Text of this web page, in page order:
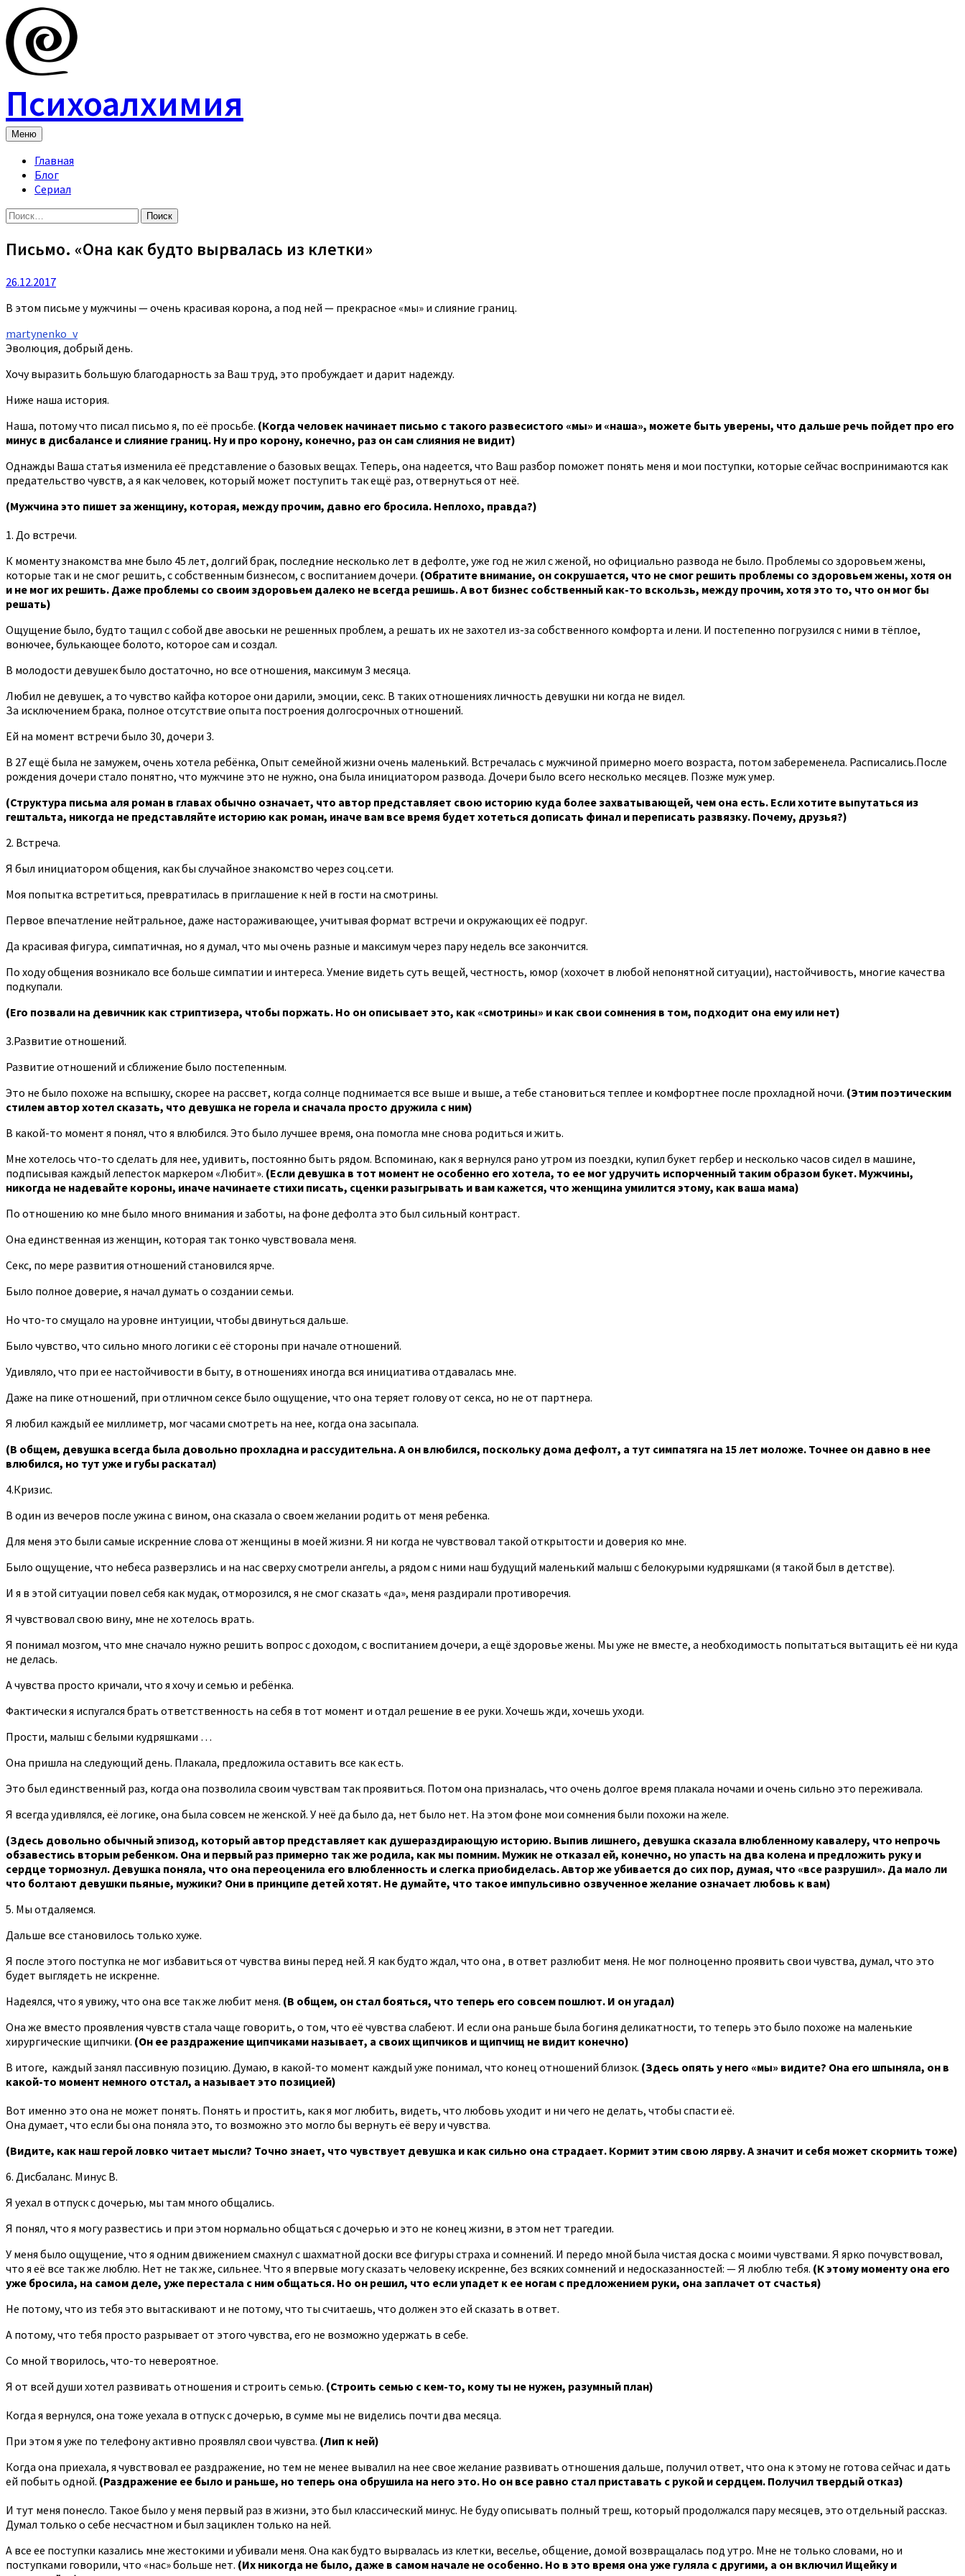
Skip
to
content
Психоалхимия
Меню
Главная
Блог
Сериал
Найти:
Письмо. «Она как будто вырвалась из клетки»
26.12.2017
В этом письме у мужчины — очень красивая корона, а под ней — прекрасное «мы» и слияние границ.
martynenko_v
Эволюция, добрый день.
Хочу выразить большую благодарность за Ваш труд, это пробуждает и дарит надежду.
Ниже наша история.
Наша, потому что писал письмо я, по её просьбе. (Когда человек начинает письмо с такого развесистого «мы» и «наша», можете быть уверены, что дальше речь пойдет про его
минус в дисбалансе и слияние границ. Ну и про корону, конечно, раз он сам слияния не видит)
Однажды Ваша статья изменила её представление‎ о базовых вещах. Теперь, она надеется, что Ваш разбор поможет понять меня и мои поступки, которые сейчас воспринимаются как
предательство чувств, а я как человек, который может поступить так ещё раз, отвернуться от неё.
(Мужчина это пишет за женщину, которая, между прочим, давно его бросила. Неплохо, правда?)
1. До встречи.
К моменту знакомства мне было 45 лет, долгий брак, последние несколько лет в дефолте, уже год не жил с женой, но официально развода не было. Проблемы со здоровьем жены,
которые так и не смог решить, с собственным бизнесом, с воспитанием дочери. (Обратите внимание, он сокрушается, что не смог решить проблемы со здоровьем жены, хотя он
и не мог их решить. Даже проблемы со своим здоровьем далеко не всегда решишь. А вот бизнес собственный как-то вскользь, между прочим, хотя это то, что он мог бы
решать)
Ощущение было, будто тащил с собой две авоськи не решенных проблем, а решать их не захотел из-за собственного комфорта и лени. И постепенно погрузился с ними в тёплое,
вонючее, булькающее болото, которое сам и создал.
В молодости девушек было достаточно, но все отношения, максимум 3 месяца.
Любил не девушек, а то чувство кайфа которое они дарили, эмоции, секс. В таких отношениях личность девушки ни когда не видел.
За исключением брака, полное отсутствие опыта построения долгосрочных отношений.
Ей на момент встречи было 30, дочери 3.
В 27 ещё была не замужем, очень хотела ребёнка, Опыт семейной жизни очень маленький. Встречалась с мужчиной примерно моего возраста, потом забеременела. Расписались.‎После
рождения дочери ‎стало понятно, что мужчине это не нужно, она была инициатором развода. Дочери было всего несколько месяцев. Позже муж умер.
(Структура письма аля роман в главах обычно означает, что автор представляет свою историю куда более захватывающей, чем она есть. Если хотите выпутаться из
гештальта, никогда не представляйте историю как роман, иначе вам все время будет хотеться дописать финал и переписать развязку. Почему, друзья?)
2. Встреча.
Я был инициатором общения, как бы случайное знакомство через соц.сети.
Моя попытка встретиться, превратилась в приглашение к ней в гости на смотрины.
Первое впечатление нейтральное, даже настораживающее, учитывая формат встречи и окружающих её подруг.
Да красивая фигура, симпатичная, но я думал, что мы очень разные и максимум через пару недель все закончится.
По ходу общения возникало все больше симпатии и интереса. Умение видеть суть вещей, честность, юмор (хохочет в любой непонятной ситуации), настойчивость, многие качества
подкупали.
(Его позвали на девичник как стриптизера, чтобы поржать. Но он описывает это, как «смотрины» и как свои сомнения в том, подходит она ему или нет)
3.Развитие отношений.
Развитие отношений и сближение было постепенным.
Это не было похоже на вспышку, скорее на рассвет, когда солнце поднимается все выше и выше, а тебе становиться теплее и комфортнее после прохладной ночи. (Этим поэтическим
стилем автор хотел сказать, что девушка не горела и сначала просто дружила с ним)
В какой-то момент я понял, что я влюбился. Это было лучшее время, она помогла мне снова родиться и жить.
Мне хотелось что-то сделать для нее, удивить, постоянно быть рядом. Вспоминаю, как я вернулся рано утром из поездки, купил букет гербер и несколько часов сидел в машине,
подписывая каждый лепесток маркером «Любит». (Если девушка в тот момент не особенно его хотела, то ее мог удручить испорченный таким образом букет. Мужчины,
никогда не надевайте короны, иначе начинаете стихи писать, сценки разыгрывать и вам кажется, что женщина умилится этому, как ваша мама)
По отношению ко мне было много внимания и заботы, на фоне дефолта это был сильный контраст.
Она единственная из женщин, которая так тонко чувствовала меня.
Секс, по мере развития отношений становился ярче.
Было полное доверие, я начал думать о создании семьи.
Но что-то смущало на уровне интуиции, чтобы двинуться дальше.
Было чувство, что сильно много логики с её стороны при начале отношений.
Удивляло, что при ее настойчивости в быту, в отношениях иногда вся инициатива отдавалась мне.
Даже на пике отношений, при отличном сексе было ощущение, что она теряет голову от секса, но не от партнера.
Я любил каждый ее миллиметр, мог часами смотреть на нее, когда она засыпала.
(В общем, девушка всегда была довольно прохладна и рассудительна. А он влюбился, поскольку дома дефолт, а тут симпатяга на 15 лет моложе. Точнее он давно в нее
влюбился, но тут уже и губы раскатал)
4.Кризис.
В один из вечеров после ужина с вином, она сказала о своем желании родить от меня ребенка.
Для меня это были самые искренние слова от женщины в моей жизни. Я ни когда не чувствовал такой открытости и доверия ко мне.
Было ощущение, что небеса разверзлись и на нас сверху смотрели ангелы, а рядом с ними наш будущий маленький малыш с белокурыми кудряшками (я такой был в детстве).
И я в этой ситуации повел себя как мудак, отморозился, я не смог сказать «да», меня раздирали противоречия.
Я чувствовал свою вину, мне не хотелось врать.
Я понимал мозгом, что мне сначало нужно решить вопрос с доходом, с воспитанием дочери, а ещё здоровье жены. Мы уже не вместе, а необходимость попытаться вытащить её ни куда
не делась.
А чувства просто кричали, что я хочу и семью и ребёнка.
Фактически я испугался брать ответственность на себя в тот момент и отдал решение в ее руки. Хочешь жди, хочешь уходи.
Прости, малыш с белыми кудряшками …
Она пришла на следующий день. Плакала, предложила оставить все как есть.
Это был единственный раз, когда она позволила своим чувствам так проявиться. Потом она призналась, что очень долгое время плакала ночами и очень сильно это переживала. ‎
Я всегда удивлялся, её логике, она была совсем не женской. У неё да было да, нет было нет. На этом фоне мои сомнения были похожи на желе.
(Здесь довольно обычный эпизод, который автор представляет как душераздирающую историю. Выпив лишнего, девушка сказала влюбленному кавалеру, что непрочь
обзавестись вторым ребенком. Она и первый раз примерно так же родила, как мы помним. Мужик не отказал ей, конечно, но упасть на два колена и предложить руку и
сердце тормознул. Девушка поняла, что она переоценила его влюбленность и слегка приобиделась. Автор же убивается до сих пор, думая, что «все разрушил». Да мало ли
что болтают девушки пьяные, мужики? Они в принципе детей хотят. Не думайте, что такое импульсивно озвученное желание означает любовь к вам)
5. Мы отдаляемся.
Дальше все становилось только хуже.
Я после этого поступка не мог избавиться от чувства вины перед ней. Я как будто ждал, что она , в ответ разлюбит меня. Не мог полноценно проявить свои чувства, думал, что это
будет выглядеть не искренне.
Надеялся, что я увижу, что она все так же любит меня. (В общем, он стал бояться, что теперь его совсем пошлют. И он угадал)
Она же вместо проявления чувств стала чаще говорить, о том, что её чувства слабеют. И если она раньше была богиня деликатности, то теперь это было похоже на маленькие
хирургические щипчики. (Он ее раздражение щипчиками называет, а своих щипчиков и щипчищ не видит конечно)
В итоге, ‎ каждый занял пассивную позицию.‎ Думаю, в какой-то момент каждый уже понимал, что конец отношений близок. (Здесь опять у него «мы» видите? Она его шпыняла, он в
какой-то момент немного отстал, а называет это позицией)
Вот именно это она не может понять. ‎Понять и простить, как я мог любить, видеть, что любовь уходит и ни чего не делать, чтобы спасти её.
Она думает, что если бы она поняла это, то возможно это могло бы вернуть её веру и чувства.
(Видите, как наш герой ловко читает мысли? Точно знает, что чувствует девушка и как сильно она страдает. Кормит этим свою лярву. А значит и себя может скормить тоже)
6. Дисбаланс. Минус В.
Я уехал в отпуск с дочерью, мы там много общались.
Я понял, что я могу развестись и при этом нормально общаться с дочерью и это не конец жизни, в этом нет трагедии. ‎
У меня было ощущение, что я одним движением смахнул с шахматной доски все фигуры страха и сомнений. И передо мной была чистая доска с моими чувствами. Я ярко почувствовал,
что я её все так же люблю. Нет не так же, сильнее. Что я впервые могу сказать человеку искренне, без всяких сомнений и недосказанностей: — Я люблю тебя. (К этому моменту она его
уже бросила, на самом деле, уже перестала с ним общаться. Но он решил, что если упадет к ее ногам с предложением руки, она заплачет от счастья)
Не потому, что из тебя это вытаскивают и не потому, что ты считаешь, что должен это ей сказать в ответ.
А потому, что тебя просто разрывает от этого чувства, его не возможно удержать в себе.
Со мной творилось, что-то невероятное.
Я от всей души хотел развивать отношения и строить семью. (Строить семью с кем-то, кому ты не нужен, разумный план)
Когда я вернулся, она тоже уехала в отпуск с дочерью, в сумме мы не виделись почти два месяца.
При этом я уже по телефону активно проявлял свои чувства. (Лип к ней)
Когда она приехала, я чувствовал ее раздражение, но тем не менее вывалил на нее свое желание развивать отношения дальше, получил ответ, что она к этому не готова сейчас и дать
ей побыть одной. (Раздражение ее было и раньше, но теперь она обрушила на него это. Но он все равно стал приставать с рукой и сердцем. Получил твердый отказ)
И тут меня понесло. Такое было у меня первый раз в жизни, это был классический минус. Не буду описывать полный треш, который продолжался пару месяцев, это отдельный рассказ.
Думал только о себе несчастном и был зациклен только на ней.
А все ее поступки казались мне жестокими и убивали меня. Она как будто вырвалась из клетки, веселье, общение, домой возвращалась под утро. Мне не только словами, но и
поступками говорили, что «нас» больше нет. (Их никогда не было, даже в самом начале не особенно. Но в это время она уже гуляла с другими, а он включил Ищейку и